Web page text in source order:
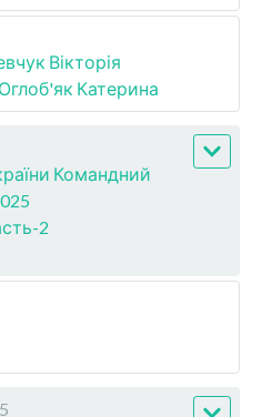
Вікторія
Оглоб'як Катерина
Командний
2